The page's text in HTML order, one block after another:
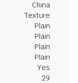
China
Texture
Plain
Plain
Plain
Plain
Yes
29